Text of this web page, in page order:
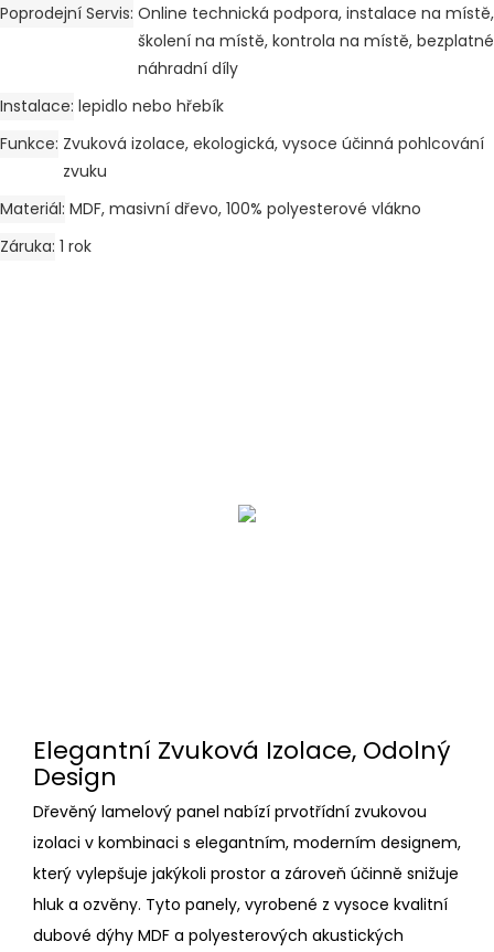
Poprodejní Servis Online technická podpora, instalace na místě,
školení na místě, kontrola na místě, bezplatné
náhradní díly
Instalace lepidlo nebo hřebík
Funkce Zvuková izolace, ekologická, vysoce účinná pohlcování
zvuku
Materiál MDF, masivní dřevo, 100% polyesterové vlákno
Záruka 1 rok
Elegantní Zvuková Izolace, Odolný
Design
Dřevěný lamelový panel nabízí prvotřídní zvukovou
izolaci v kombinaci s elegantním, moderním designem,
který vylepšuje jakýkoli prostor a zároveň účinně snižuje
hluk a ozvěny. Tyto panely, vyrobené z vysoce kvalitní
dubové dýhy MDF a polyesterových akustických